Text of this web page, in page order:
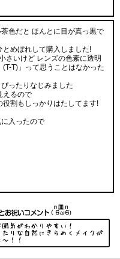
色だと ほんとに目が真っ黒で
めぼれして購入しました!
さいけど レンズの色素に透明
T)」って思うことはなかった
ったりなじみました
えるので
割もしっかりはたしてます!
入ったので